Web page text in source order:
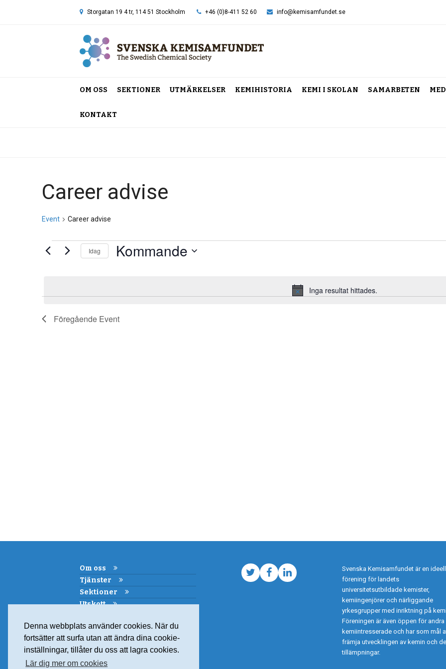
Denna webbplats använder cookies. När du
fortsätter att surfa utan att ändra dina cookie-
inställningar, tillåter du oss att lagra cookies.
Lär dig mer om cookies
Storgatan 19 4 tr, 114 51 Stockholm +46 (0)8-411 52 60 info@kemisamfundet.se
OM OSS SEKTIONER UTMÄRKELSER KEMIHISTORIA KEMI I SKOLAN SAMARBETEN
KONTAKT
Career advise
Event Career advise
Event
Notis
Inga resultat hittades.
Idag Kommande
Föregående Event
Om oss
Tjänster
Sektioner
Utskott
Samarbeten
Medlemskap
Kontakt
TwitterFacebook
LinkedIn
Svenska Kemisamfundet är en ideell
förening för landets
universitetsutbildade kemister,
kemiingenjörer och närliggande
yrkesgrupper med inriktning på
Föreningen är även öppen för andra
kemiintresserade och har som mål
främja utvecklingen av kemin och
tillämpningar.